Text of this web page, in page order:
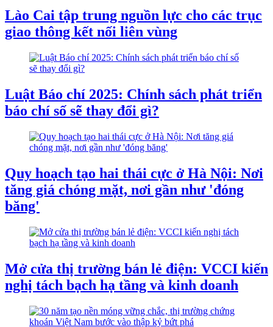
Lào Cai tập trung nguồn lực cho các trục
giao thông kết nối liên vùng
Luật Báo chí 2025: Chính sách phát triển
báo chí số sẽ thay đổi gì?
Quy hoạch tạo hai thái cực ở Hà Nội: Nơi
tăng giá chóng mặt, nơi gần như 'đóng
băng'
Mở cửa thị trường bán lẻ điện: VCCI kiến
nghị tách bạch hạ tầng và kinh doanh